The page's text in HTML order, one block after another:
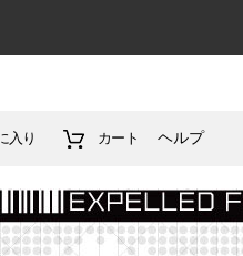
入り カート ヘルプ